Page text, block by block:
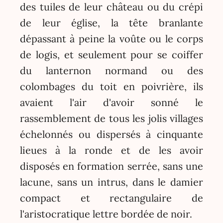
des tuiles de leur château ou du crépi
de leur église, la tête branlante
dépassant à peine la voûte ou le corps
de logis, et seulement pour se coiffer
du lanternon normand ou des
colombages du toit en poivrière, ils
avaient l'air d'avoir sonné le
rassemblement de tous les jolis villages
échelonnés ou dispersés à cinquante
lieues à la ronde et de les avoir
disposés en formation serrée, sans une
lacune, sans un intrus, dans le damier
compact et rectangulaire de
l'aristocratique lettre bordée de noir.